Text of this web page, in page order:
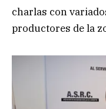
charlas con
productores de la